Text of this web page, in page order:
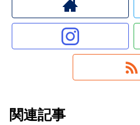
関連記事